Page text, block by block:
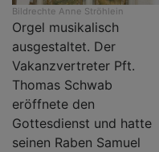
Bildrechte Anne Ströhlein
Orgel musikalisch
ausgestaltet. Der
Vakanzvertreter Pft.
Thomas Schwab
eröffnete den
Gottesdienst und hatte
seinen Raben Samuel